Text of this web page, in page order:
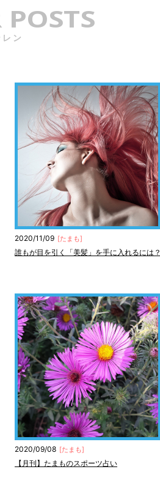
POSTS
ン
2020/11/09 [たまも]
誰もが目を引く「美髪」を手に入れるには？
2020/09/08 [たまも]
【月刊】たまものスポーツ占い